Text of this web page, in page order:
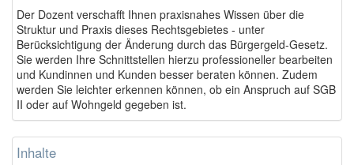
Der Dozent verschafft Ihnen praxisnahes Wissen über die
Struktur und Praxis dieses Rechtsgebietes - unter
Berücksichtigung der Änderung durch das Bürgergeld-Gesetz.
Sie werden Ihre Schnittstellen hierzu professioneller bearbeiten
und Kundinnen und Kunden besser beraten können. Zudem
werden Sie leichter erkennen können, ob ein Anspruch auf SGB
II oder auf Wohngeld gegeben ist.
Inhalte